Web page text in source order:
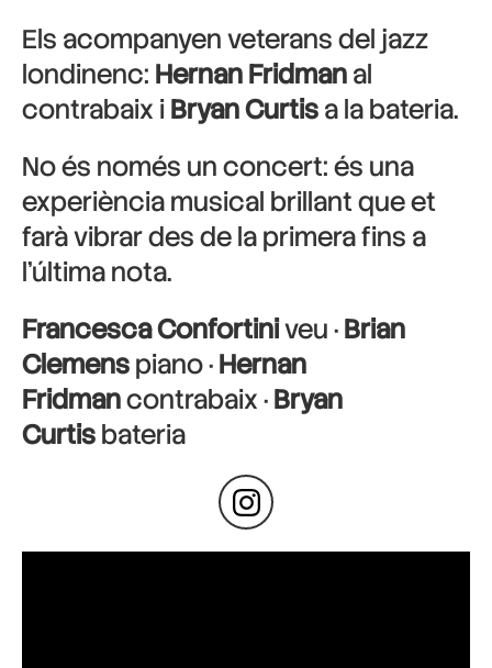
Els acompanyen veterans del jazz
londinenc: Hernan Fridmanal
contrabaix iBryan Curtisa la bateria.
No és només un concert: és una
experiència musical brillant que et
farà vibrar des de la primera fins a
l’última nota.
Francesca Confortiniveu ·Brian
Clemenspiano ·Hernan
Fridmancontrabaix ·Bryan
Curtisbateria